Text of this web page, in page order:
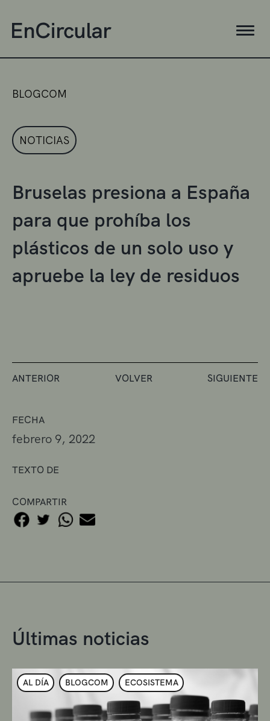
FECHA
febrero 9, 2022
TEXTO DE
COMPARTIR
BLOGCOM
NOTICIAS
Bruselas presiona a España
para que prohíba los
plásticos de un solo uso y
apruebe la ley de residuos
ANTERIOR VOLVER SIGUIENTE
Últimas noticias
AL DÍA BLOGCOM ECOSISTEMA